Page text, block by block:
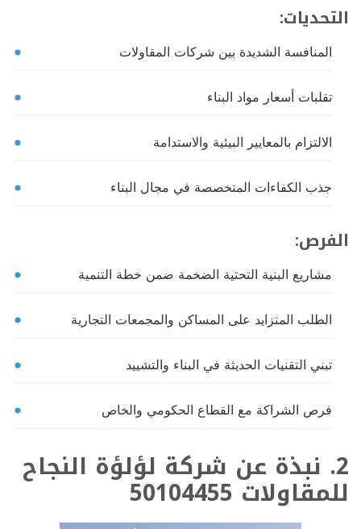
التحديات:
المنافسة الشديدة بين شركات المقاولات
تقلبات أسعار مواد البناء
الالتزام بالمعايير البيئية والاستدامة
جذب الكفاءات المتخصصة في مجال البناء
الفرص:
مشاريع البنية التحتية الضخمة ضمن خطة التنمية
الطلب المتزايد على المساكن والمجمعات التجارية
تبني التقنيات الحديثة في البناء والتشييد
فرص الشراكة مع القطاع الحكومي والخاص
2. نبذة عن شركة لؤلؤة النجاح
للمقاولات 50104455